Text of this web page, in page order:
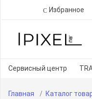
Избранное
Сервисный центр
Главная Каталог